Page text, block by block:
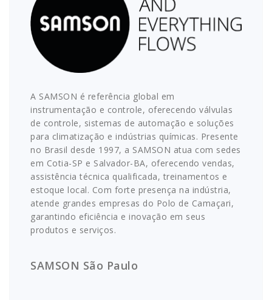
A SAMSON é referência global em
instrumentação e controle, oferecendo válvulas
de controle, sistemas de automação e soluções
para climatização e indústrias químicas. Presente
no Brasil desde 1997, a SAMSON atua com sedes
em Cotia-SP e Salvador-BA, oferecendo vendas,
assistência técnica qualificada, treinamentos e
estoque local. Com forte presença na indústria,
atende grandes empresas do Polo de Camaçari,
garantindo eficiência e inovação em seus
produtos e serviços.
SAMSON São Paulo